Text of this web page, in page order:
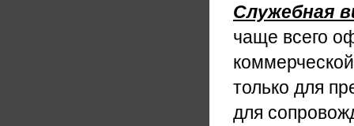
Служебная
чаще всего
только для
для